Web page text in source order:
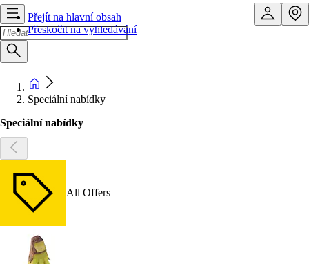
Přejít na hlavní obsah
Přeskočit na vyhledávání
Speciální nabídky
Speciální nabídky
All Offers